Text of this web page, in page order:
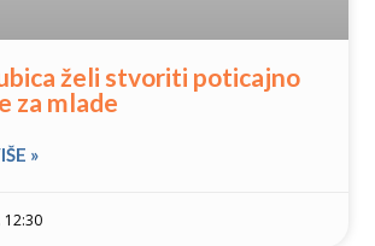
želi stvoriti poticajno
za mlade
»
12:30